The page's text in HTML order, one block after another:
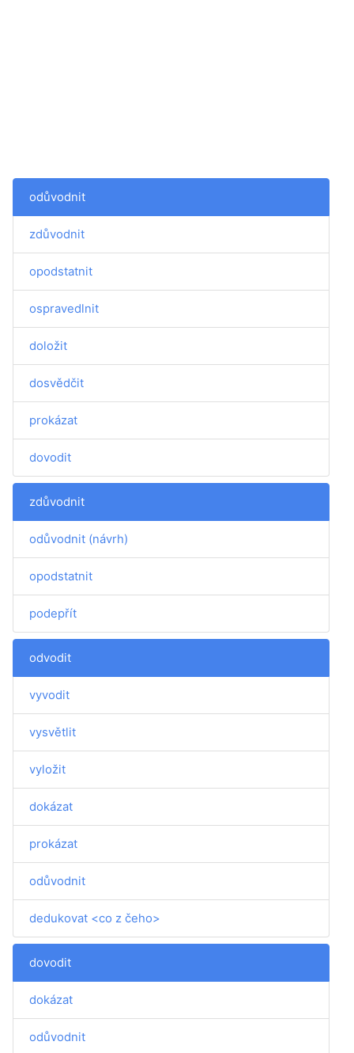
odůvodnit
zdůvodnit
opodstatnit
ospravedlnit
doložit
dosvědčit
prokázat
dovodit
zdůvodnit
odůvodnit (návrh)
opodstatnit
podepřít
odvodit
vyvodit
vysvětlit
vyložit
dokázat
prokázat
odůvodnit
dedukovat <co z čeho>
dovodit
dokázat
odůvodnit